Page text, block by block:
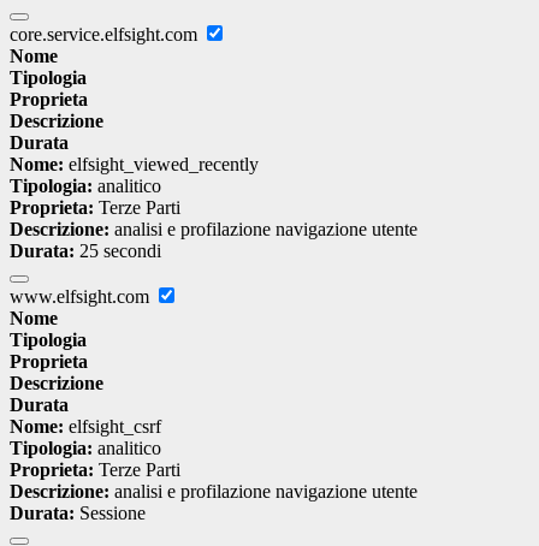
core.service.elfsight.com
Nome
Tipologia
Proprieta
Descrizione
Durata
Nome: elfsight_viewed_recently
Tipologia: analitico
Proprieta: Terze Parti
Descrizione: analisi e profilazione navigazione utente
Durata: 25 secondi
www.elfsight.com
Nome
Tipologia
Proprieta
Descrizione
Durata
Nome: elfsight_csrf
Tipologia: analitico
Proprieta: Terze Parti
Descrizione: analisi e profilazione navigazione utente
Durata: Sessione